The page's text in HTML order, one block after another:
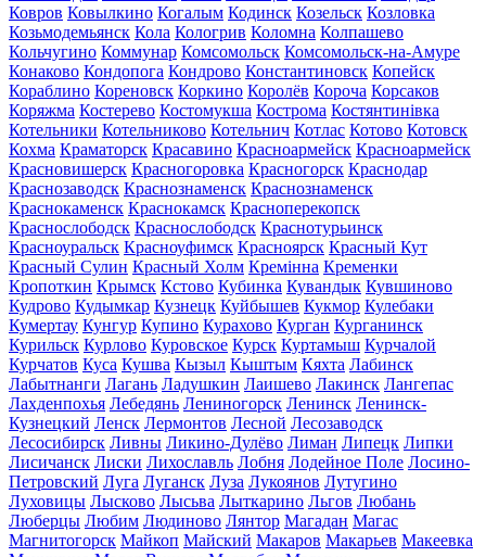
Ковров Ковылкино Когалым Кодинск Козельск Козловка
Козьмодемьянск Кола Кологрив Коломна Колпашево
Кольчугино Коммунар Комсомольск Комсомольск-на-Амуре
Конаково Кондопога Кондрово Константиновск Копейск
Кораблино Кореновск Коркино Королёв Короча Корсаков
Коряжма Костерево Костомукша Кострома Костянтинівка
Котельники Котельниково Котельнич Котлас Котово Котовск
Кохма Краматорск Красавино Красноармейск Красноармейск
Красновишерск Красногоровка Красногорск Краснодар
Краснозаводск Краснознаменск Краснознаменск
Краснокаменск Краснокамск Красноперекопск
Краснослободск Краснослободск Краснотурьинск
Красноуральск Красноуфимск Красноярск Красный Кут
Красный Сулин Красный Холм Кремінна Кременки
Кропоткин Крымск Кстово Кубинка Кувандык Кувшиново
Кудрово Кудымкар Кузнецк Куйбышев Кукмор Кулебаки
Кумертау Кунгур Купино Курахово Курган Курганинск
Курильск Курлово Куровское Курск Куртамыш Курчалой
Курчатов Куса Кушва Кызыл Кыштым Кяхта Лабинск
Лабытнанги Лагань Ладушкин Лаишево Лакинск Лангепас
Лахденпохья Лебедянь Лениногорск Ленинск Ленинск-
Кузнецкий Ленск Лермонтов Лесной Лесозаводск
Лесосибирск Ливны Ликино-Дулёво Лиман Липецк Липки
Лисичанск Лиски Лихославль Лобня Лодейное Поле Лосино-
Петровский Луга Луганск Луза Лукоянов Лутугино
Луховицы Лысково Лысьва Лыткарино Льгов Любань
Люберцы Любим Людиново Лянтор Магадан Магас
Магнитогорск Майкоп Майский Макаров Макарьев Макеевка